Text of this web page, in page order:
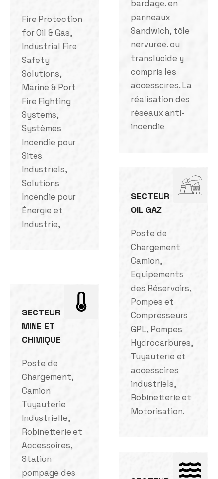
Fire Protection
for Oil & Gas,
Industrial Fire
Safety
Solutions,
Marine & Port
Fire Fighting
Systems,
Systèmes
Incendie pour
Sites
Industriels,
Solutions
Incendie pour
Énergie et
Industrie,
SECTEUR
MINE ET
CHIMIQUE
Poste de
Chargement,
Camion
Tuyauterie
Industrielle,
Robinetterie et
Accessoires,
Station
pompage des
bardage. en
panneaux
Sandwich, tôle
nervurée. ou
translucide y
compris les
accessoires. La
réalisation des
réseaux anti-
incendie
SECTEUR
OIL GAZ
Poste de
Chargement
Camion,
Equipements
des Réservoirs,
Pompes et
Compresseurs
GPL, Pompes
Hydrocarbures,
Tuyauterie et
accessoires
industriels,
Robinetterie et
Motorisation.